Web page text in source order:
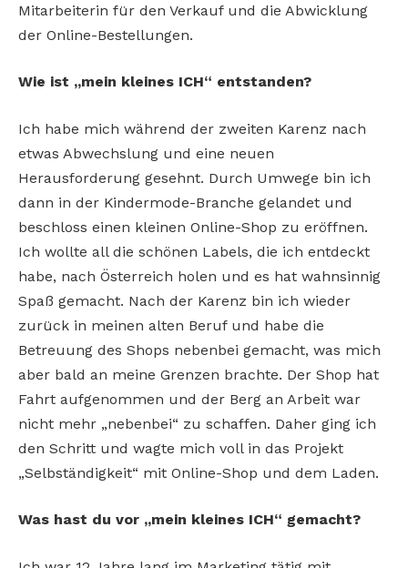
Mitarbeiterin für den Verkauf und die Abwicklung
der Online-Bestellungen.
Wie ist „mein kleines ICH“ entstanden?
Ich habe mich während der zweiten Karenz nach
etwas Abwechslung und eine neuen
Herausforderung gesehnt. Durch Umwege bin ich
dann in der Kindermode-Branche gelandet und
beschloss einen kleinen Online-Shop zu eröffnen.
Ich wollte all die schönen Labels, die ich entdeckt
habe, nach Österreich holen und es hat wahnsinnig
Spaß gemacht. Nach der Karenz bin ich wieder
zurück in meinen alten Beruf und habe die
Betreuung des Shops nebenbei gemacht, was mich
aber bald an meine Grenzen brachte. Der Shop hat
Fahrt aufgenommen und der Berg an Arbeit war
nicht mehr „nebenbei“ zu schaffen. Daher ging ich
den Schritt und wagte mich voll in das Projekt
„Selbständigkeit“ mit Online-Shop und dem Laden.
Was hast du vor „mein kleines ICH“ gemacht?